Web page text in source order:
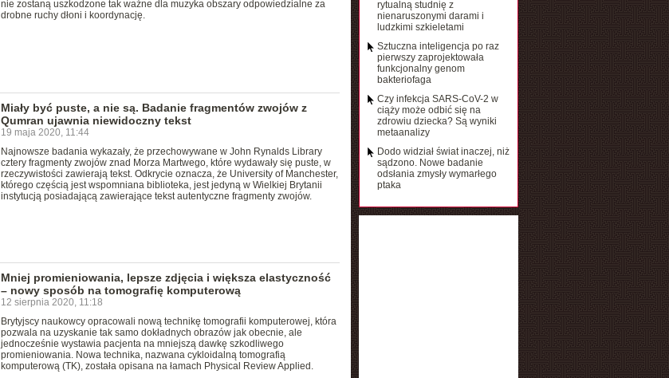
nie zostaną uszkodzone tak ważne dla muzyka obszary odpowiedzialne za
drobne ruchy dłoni i koordynację.
Miały być puste, a nie są. Badanie fragmentów zwojów z
Qumran ujawnia niewidoczny tekst
19 maja 2020, 11:44
Najnowsze badania wykazały, że przechowywane w John Rynalds Library
cztery fragmenty zwojów znad Morza Martwego, które wydawały się puste, w
rzeczywistości zawierają tekst. Odkrycie oznacza, że University of Manchester,
którego częścią jest wspomniana biblioteka, jest jedyną w Wielkiej Brytanii
instytucją posiadającą zawierające tekst autentyczne fragmenty zwojów.
Mniej promieniowania, lepsze zdjęcia i większa elastyczność
– nowy sposób na tomografię komputerową
12 sierpnia 2020, 11:18
Brytyjscy naukowcy opracowali nową technikę tomografii komputerowej, która
pozwala na uzyskanie tak samo dokładnych obrazów jak obecnie, ale
jednocześnie wystawia pacjenta na mniejszą dawkę szkodliwego
promieniowania. Nowa technika, nazwana cykloidalną tomografią
komputerową (TK), została opisana na łamach Physical Review Applied.
rytualną studnię z
nienaruszonymi darami i
ludzkimi szkieletami
Sztuczna inteligencja po raz
pierwszy zaprojektowała
funkcjonalny genom
bakteriofaga
Czy infekcja SARS-CoV-2 w
ciąży może odbić się na
zdrowiu dziecka? Są wyniki
metaanalizy
Dodo widział świat inaczej, niż
sądzono. Nowe badanie
odsłania zmysły wymarłego
ptaka